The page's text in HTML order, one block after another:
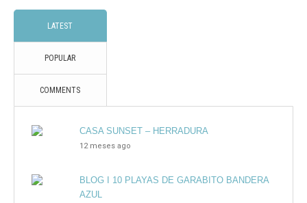
LATEST
POPULAR
COMMENTS
CASA SUNSET – HERRADURA
12 meses ago
BLOG I 10 PLAYAS DE GARABITO BANDERA
AZUL